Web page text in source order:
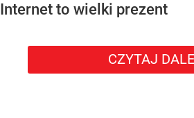
Internet to wielki prezent
CZYTAJ